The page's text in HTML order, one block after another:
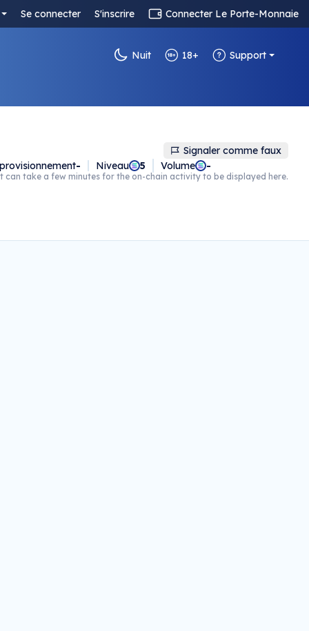
Se connecter S'inscrire Connecter Le Porte-Monnaie
Nuit 18+ Support
Signaler comme faux
- Niveau 5 Volume -
can take a few minutes for the on-chain activity to be displayed here.